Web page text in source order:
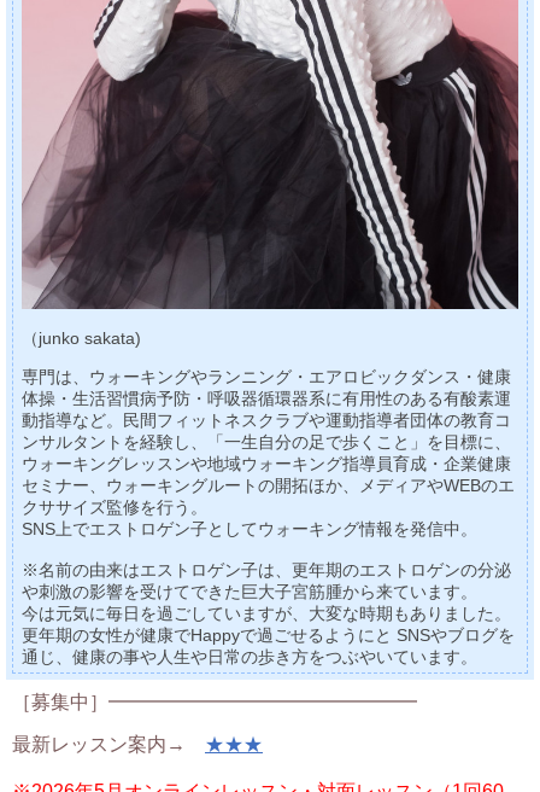
（junko sakata)
専門は、ウォーキングやランニング・エアロビックダンス・健康
体操・生活習慣病予防・呼吸器循環器系に有用性のある有酸素運
動指導など。民間フィットネスクラブや運動指導者団体の教育コ
ンサルタントを経験し、「一生自分の足で歩くこと」を目標に、
ウォーキングレッスンや地域ウォーキング指導員育成・企業健康
セミナー、ウォーキングルートの開拓ほか、メディアやWEBのエ
クササイズ監修を行う。
SNS上でエストロゲン子としてウォーキング情報を発信中。
※名前の由来はエストロゲン子は、更年期のエストロゲンの分泌
や刺激の影響を受けてできた巨大子宮筋腫から来ています。
今は元気に毎日を過ごしていますが、大変な時期もありました。
更年期の女性が健康でHappyで過ごせるようにと SNSやブログを
通じ、健康の事や人生や日常の歩き方をつぶやいています。
［募集中］━━━━━━━━━━━━━━━━
最新レッスン案内→ ★★★